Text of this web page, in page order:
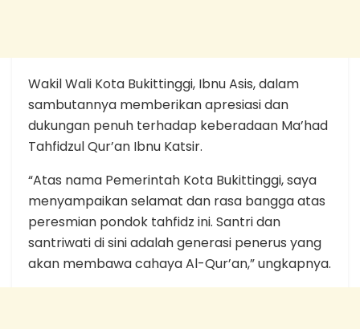
Wakil Wali Kota Bukittinggi, Ibnu Asis, dalam
sambutannya memberikan apresiasi dan
dukungan penuh terhadap keberadaan Ma’had
Tahfidzul Qur’an Ibnu Katsir.
“Atas nama Pemerintah Kota Bukittinggi, saya
menyampaikan selamat dan rasa bangga atas
peresmian pondok tahfidz ini. Santri dan
santriwati di sini adalah generasi penerus yang
akan membawa cahaya Al-Qur’an,” ungkapnya.